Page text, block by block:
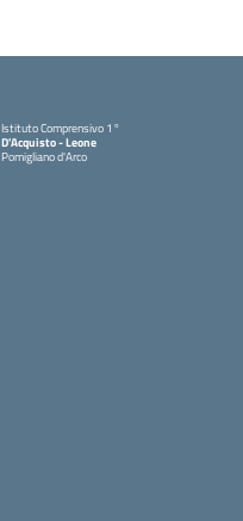
Istituto Comprensivo 1°
D'Acquisto - Leone
Pomigliano d'Arco
— Visita la pagina iniziale della scuola